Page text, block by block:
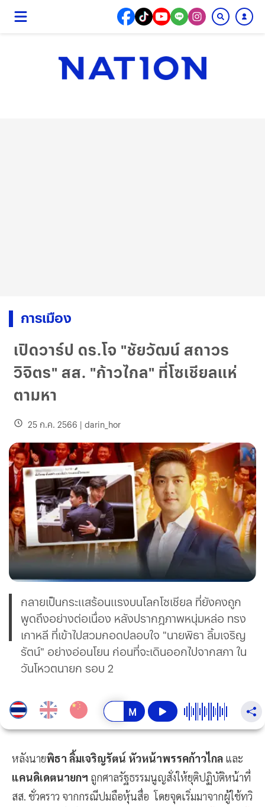
การเมือง
เปิดวาร์ป ดร.โจ "ชัยวัฒน์ สถาวร
วิจิตร" สส. "ก้าวไกล" ที่โซเชียลแห่
ตามหา
25 ก.ค. 2566 | darin_hor
กลายเป็นกระแสร้อนแรงบนโลกโซเชียล ที่ยังคงถูก
พูดถึงอย่างต่อเนื่อง หลังปรากฎภาพหนุ่มหล่อ ทรง
เกาหลี ที่เข้าไปสวมกอดปลอบใจ "นายพิธา ลิ้มเจริญ
รัตน์" อย่างอ่อนโยน ก่อนที่จะเดินออกไปจากสภา ใน
วันโหวตนายก รอบ 2
หลังนายพิธา ลิ้มเจริญรัตน์ หัวหน้าพรรคก้าวไกล และ
แคนดิเดตนายกฯ ถูกศาลรัฐธรรมนูญสั่งให้ยุติปฏิบัติหน้าที่
สส. ชั่วคราว จากกรณีปมถือหุ้นสื่อ โดยจุดเริ่มมาจากผู้ใช้ทวิ